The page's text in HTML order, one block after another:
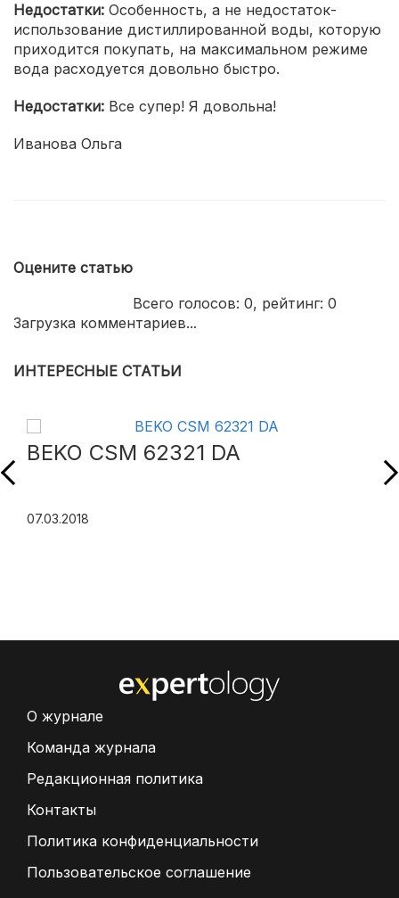
Недостатки: Особенность, а не недостаток-
использование дистиллированной воды, которую
приходится покупать, на максимальном режиме
вода расходуется довольно быстро.
Недостатки: Все супер! Я довольна!
Иванова Ольга
Оцените статью
Всего голосов: 0, рейтинг: 0
Загрузка комментариев...
ИНТЕРЕСНЫЕ СТАТЬИ
BEKO CSM 62321 DA
07.03.2018
О журнале
Команда журнала
Редакционная политика
Контакты
Политика конфиденциальности
Пользовательское соглашение